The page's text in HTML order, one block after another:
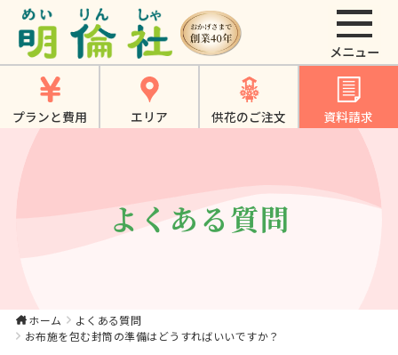
お布施を包む封筒の
準備はどうすればい
いですか？｜【公
式、家族葬は《明倫
プランと費用 エリア 供花のご注文 資料請求
よくある質問
ホーム
よくある質問
お布施を包む封筒の準備はどうすればいいですか？